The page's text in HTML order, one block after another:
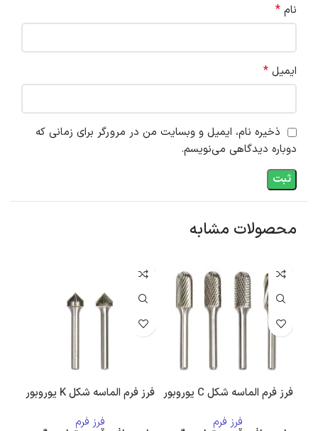
نام *
ایمیل *
ذخیره نام، ایمیل و وبسایت من در مرورگر برای زمانی که
دوباره دیدگاهی می‌نویسم.
محصولات مشابه
فرز فرم الماسه شکل C یوروبور
فرز فرم
فرز فرم الماسه شکل K یوروبور
فرز فرم